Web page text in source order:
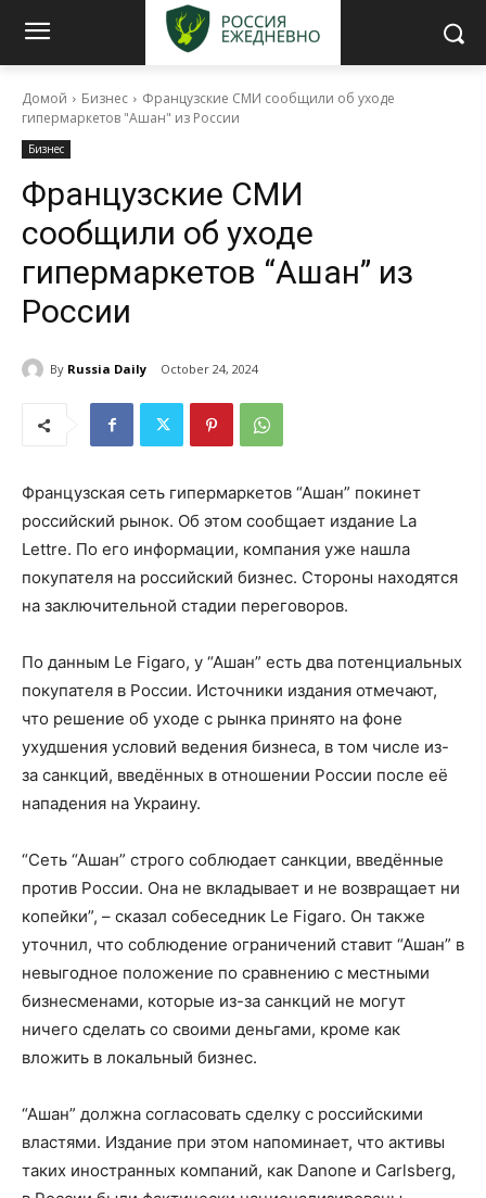
Домой Бизнес
Французские СМИ сообщили об уходе
гипермаркетов "Ашан" из России
Бизнес
Французские СМИ
сообщили об уходе
гипермаркетов “Ашан” из
России
By Russia Daily October 24, 2024
Французская сеть гипермаркетов “Ашан” покинет
российский рынок. Об этом сообщает издание La
Lettre. По его информации, компания уже нашла
покупателя на российский бизнес. Стороны находятся
на заключительной стадии переговоров.
По данным Le Figaro, у “Ашан” есть два потенциальных
покупателя в России. Источники издания отмечают,
что решение об уходе с рынка принято на фоне
ухудшения условий ведения бизнеса, в том числе из-
за санкций, введённых в отношении России после её
нападения на Украину.
“Сеть “Ашан” строго соблюдает санкции, введённые
против России. Она не вкладывает и не возвращает ни
копейки”, – сказал собеседник Le Figaro. Он также
уточнил, что соблюдение ограничений ставит “Ашан” в
невыгодное положение по сравнению с местными
бизнесменами, которые из-за санкций не могут
ничего сделать со своими деньгами, кроме как
вложить в локальный бизнес.
“Ашан” должна согласовать сделку с российскими
властями. Издание при этом напоминает, что активы
таких иностранных компаний, как Danone и Carlsberg,